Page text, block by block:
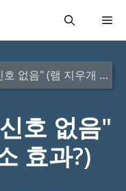
메
뉴
" (램 지우개 청소 효과?)
호 없음"
효과?)